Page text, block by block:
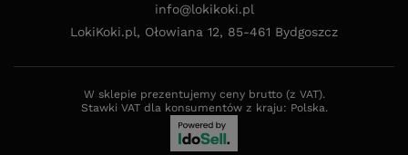
info@lokikoki.pl
LokiKoki.pl, Ołowiana 12, 85-461 Bydgoszcz
W sklepie prezentujemy ceny brutto (z VAT).
Stawki VAT dla konsumentów z kraju: Polska.